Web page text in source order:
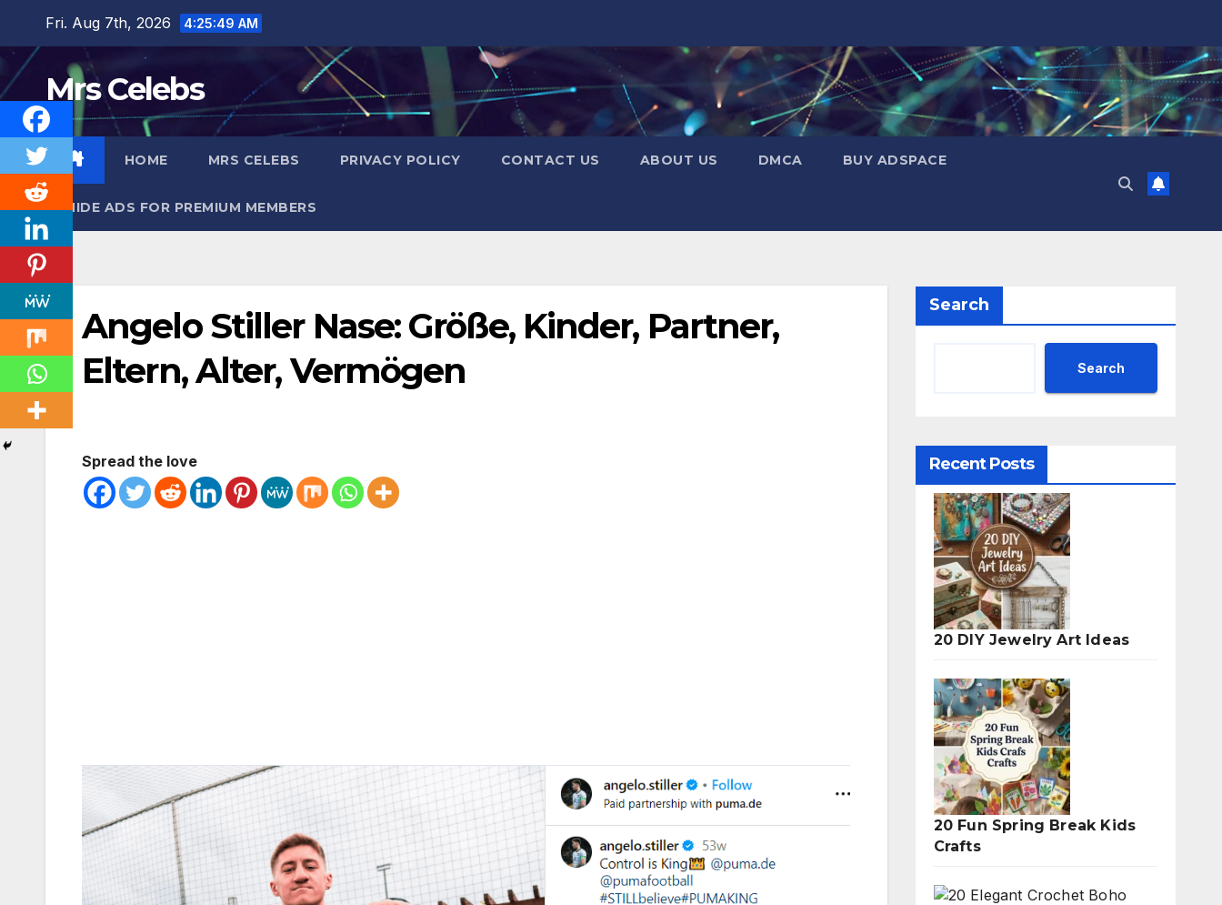
content
Fri. Aug 7th, 2026 4:25:49 AM
Mrs Celebs
HOME MRS CELEBS PRIVACY POLICY CONTACT US ABOUT US DMCA BUY ADSPACE
HIDE ADS FOR PREMIUM MEMBERS
Angelo Stiller Nase: Größe, Kinder, Partner,
Eltern, Alter, Vermögen
Spread the love
Search
Search
Recent Posts
20 DIY Jewelry Art Ideas
20 Fun Spring Break Kids
Crafts